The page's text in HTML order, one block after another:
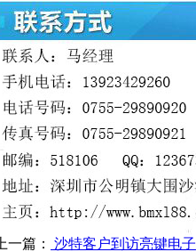
上一篇：
沙特客户到访亮键电子